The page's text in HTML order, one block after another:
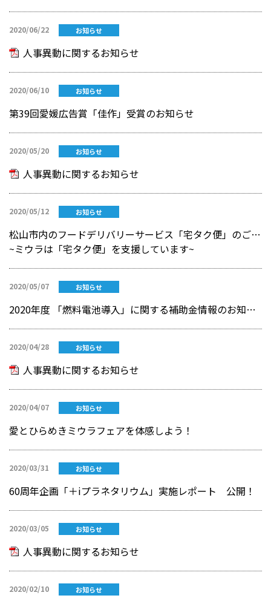
2020/06/22 お知らせ
人事異動に関するお知らせ
2020/06/10 お知らせ
第39回愛媛広告賞「佳作」受賞のお知らせ
2020/05/20 お知らせ
人事異動に関するお知らせ
2020/05/12 お知らせ
松山市内のフードデリバリーサービス「宅タク便」のご案内
~ミウラは「宅タク便」を支援しています~
2020/05/07 お知らせ
2020年度 「燃料電池導入」に関する補助金情報のお知らせ
2020/04/28 お知らせ
人事異動に関するお知らせ
2020/04/07 お知らせ
愛とひらめきミウラフェアを体感しよう！
2020/03/31 お知らせ
60周年企画「＋iプラネタリウム」実施レポート 公開！
2020/03/05 お知らせ
人事異動に関するお知らせ
2020/02/10 お知らせ